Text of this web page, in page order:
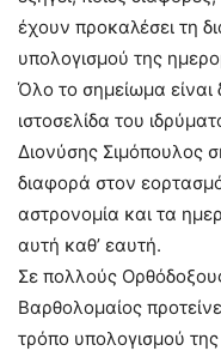
έχουν προκαλέσει τη
υπολογισμού της
Όλο το σημείωμα είναι
ιστοσελίδα του
Διονύσης Σιμόπουλος
διαφορά στον
αστρονομία και τα
αυτή καθ’ εαυτή.
Σε πολλούς
Βαρθολομαίος
τρόπο υπολογισμού